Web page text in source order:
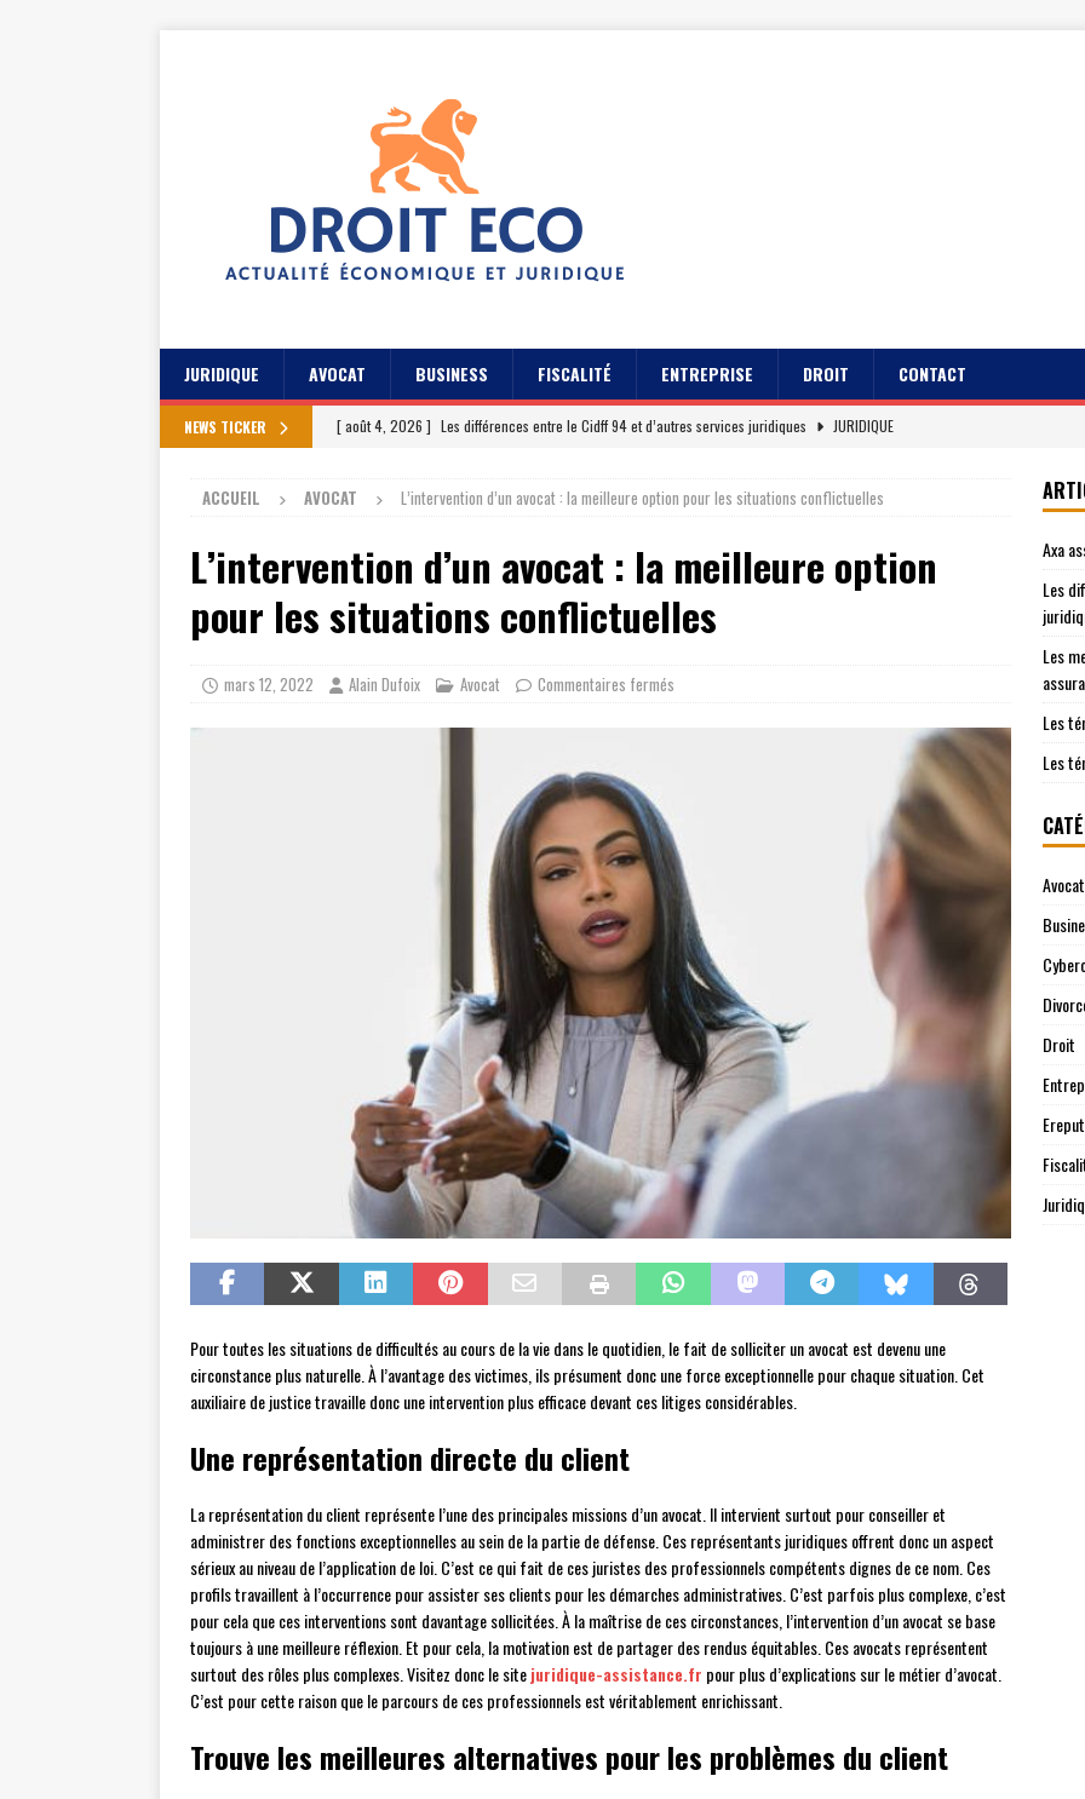
JURIDIQUE AVOCAT BUSINESS FISCALITÉ ENTREPRISE DROIT CONTACT
NEWS TICKER [ août 4, 2026 ] Les différences entre le Cidff 94 et d’autres services juridiques
JURIDIQUE
[ juillet 27, 2026 ] Les témoignages des usagers du Cidff 94 parlent pour eux
JURIDIQUE
[ juillet 23, 2026 ]
Les témoignages clients sur Axa assurance auto en 2026
EREPUTATION
[ août 8, 2026 ] Axa assurance auto pour les jeunes conducteurs : critères clés JURIDIQUE
ACCUEIL AVOCAT L’intervention d’un avocat : la meilleure option pour les situations conflictuelles
L’intervention d’un avocat : la meilleure option
pour les situations conflictuelles
mars 12, 2022 Alain Dufoix Avocat Commentaires fermés
Pour toutes les situations de difficultés au cours de la vie dans le quotidien, le fait de solliciter un avocat est devenu une
circonstance plus naturelle. À l’avantage des victimes, ils présument donc une force exceptionnelle pour chaque situation. Cet
auxiliaire de justice travaille donc une intervention plus efficace devant ces litiges considérables.
Une représentation directe du client
La représentation du client représente l’une des principales missions d’un avocat. Il intervient surtout pour conseiller et
administrer des fonctions exceptionnelles au sein de la partie de défense. Ces représentants juridiques offrent donc un aspect
sérieux au niveau de l’application de loi. C’est ce qui fait de ces juristes des professionnels compétents dignes de ce nom. Ces
profils travaillent à l’occurrence pour assister ses clients pour les démarches administratives. C’est parfois plus complexe, c’est
pour cela que ces interventions sont davantage sollicitées. À la maîtrise de ces circonstances, l’intervention d’un avocat se base
toujours à une meilleure réflexion. Et pour cela, la motivation est de partager des rendus équitables. Ces avocats représentent
surtout des rôles plus complexes. Visitez donc le sitejuridique-assistance.fr pour plus d’explications sur le métier d’avocat.
C’est pour cette raison que le parcours de ces professionnels est véritablement enrichissant.
Trouve les meilleures alternatives pour les problèmes du client
Axa
Les
Les
Les
Les
Avocat
Droit